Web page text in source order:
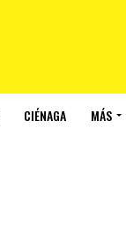
CIÉNAGA MÁS